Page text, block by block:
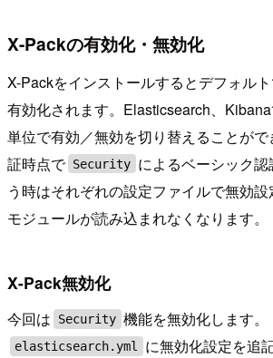
X-Packの有効化・無効化
X-Packをインストールするとデフォル
有効化されます。Elasticsearch、
単位で有効／無効を切り替えることが
証時点で Security によるベーシック
う時はそれぞれの設定ファイルで無効設
モジュールが読み込まれなくなります。
X-Pack無効化
今回は Security 機能を無効化します。
elasticsearch.yml に無効化設定を追